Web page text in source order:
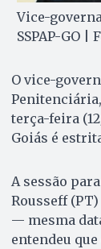
Vice-
SSPAP-GO |
O vice-
Penitenciária,
terça-feira
Goiás é
A sessão
Rousseff
— mesma
entendeu